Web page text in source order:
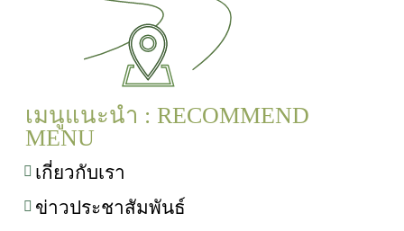
เมนูแนะนำ : RECOMMEND
MENU
เกี่ยวกับเรา
ข่าวประชาสัมพันธ์